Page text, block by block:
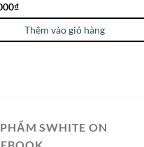
xếp
5.00
₫
Thêm vào giỏ hàng
SWHITE ON